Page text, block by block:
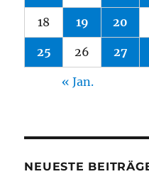
18 19 20
25 26 27
« Jan.
NEUESTE